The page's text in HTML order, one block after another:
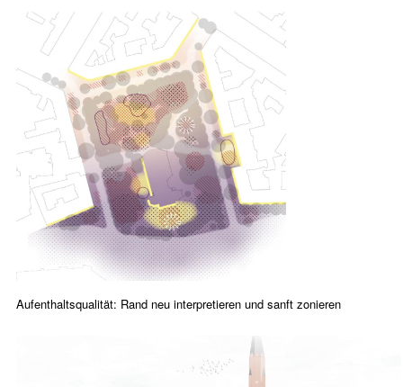
Aufenthaltsqualität: Rand neu interpretieren und sanft zonieren